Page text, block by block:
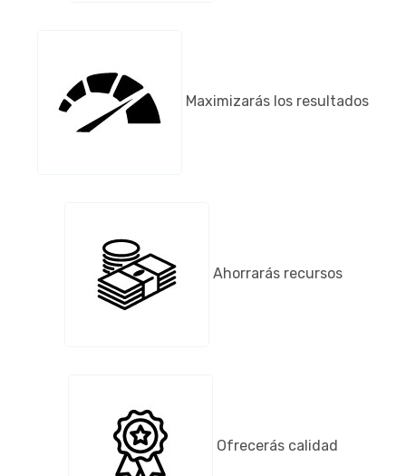
Maximizarás los resultados
Ahorrarás recursos
Ofrecerás calidad